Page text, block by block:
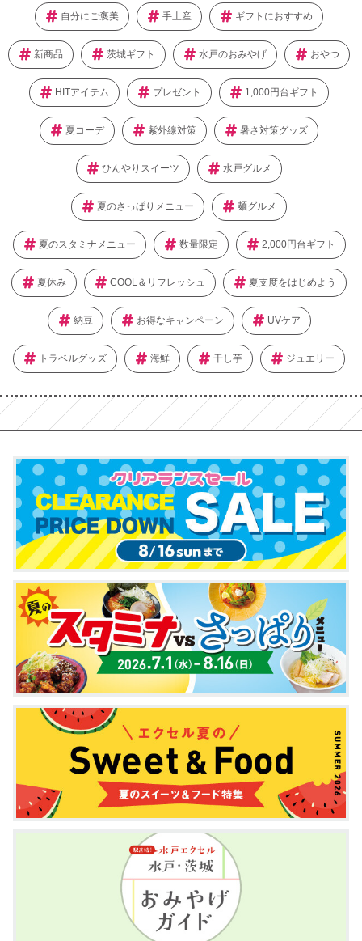
自分にご褒美 手土産 ギフトにおすすめ
新商品 茨城ギフト 水戸のおみやげ おやつ
HITアイテム プレゼント 1,000円台ギフト
夏コーデ 紫外線対策 暑さ対策グッズ
ひんやりスイーツ 水戸グルメ
夏のさっぱりメニュー 麺グルメ
夏のスタミナメニュー 数量限定 2,000円台ギフト
夏休み COOL＆リフレッシュ 夏支度をはじめよう
納豆 お得なキャンペーン UVケア
トラベルグッズ 海鮮 干し芋 ジュエリー